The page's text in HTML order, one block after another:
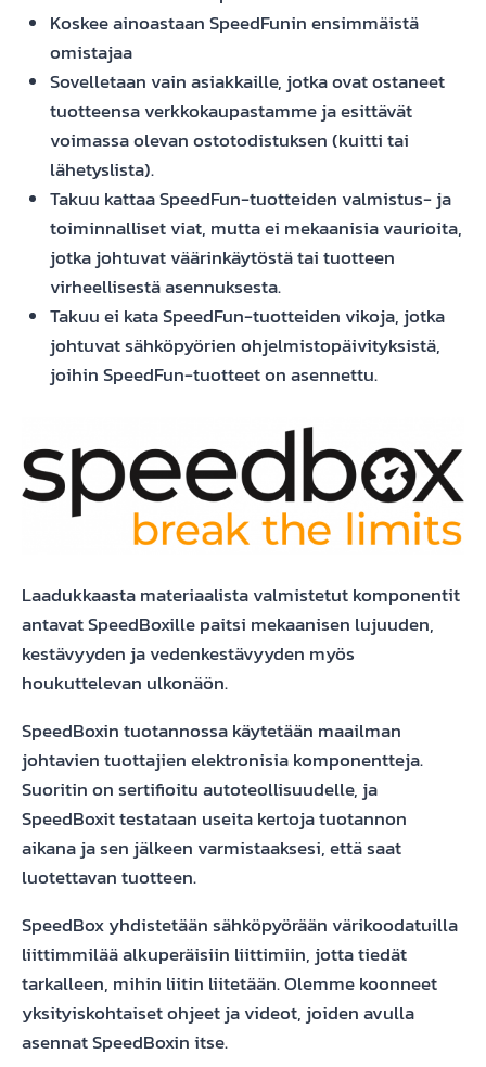
Koskee ainoastaan SpeedFunin ensimmäistä
omistajaa
Sovelletaan vain asiakkaille, jotka ovat ostaneet
tuotteensa verkkokaupastamme ja esittävät
voimassa olevan ostotodistuksen (kuitti tai
lähetyslista).
Takuu kattaa SpeedFun-tuotteiden valmistus- ja
toiminnalliset viat, mutta ei mekaanisia vaurioita,
jotka johtuvat väärinkäytöstä tai tuotteen
virheellisestä asennuksesta.
Takuu ei kata SpeedFun-tuotteiden vikoja, jotka
johtuvat sähköpyörien ohjelmistopäivityksistä,
joihin SpeedFun-tuotteet on asennettu.
Laadukkaasta materiaalista valmistetut komponentit
antavat SpeedBoxille paitsi mekaanisen lujuuden,
kestävyyden ja vedenkestävyyden myös
houkuttelevan ulkonäön.
SpeedBoxin tuotannossa käytetään maailman
johtavien tuottajien elektronisia komponentteja.
Suoritin on sertifioitu autoteollisuudelle, ja
SpeedBoxit testataan useita kertoja tuotannon
aikana ja sen jälkeen varmistaaksesi, että saat
luotettavan tuotteen.
SpeedBox yhdistetään sähköpyörään värikoodatuilla
liittimmilää alkuperäisiin liittimiin, jotta tiedät
tarkalleen, mihin liitin liitetään. Olemme koonneet
yksityiskohtaiset ohjeet ja videot, joiden avulla
asennat SpeedBoxin itse.